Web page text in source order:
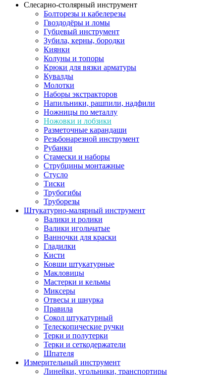
Слесарно-столярный инструмент
Болторезы и кабелерезы
Гвоздодёры и ломы
Губцевый инструмент
Зубила, керны, бородки
Киянки
Колуны и топоры
Крюки для вязки арматуры
Кувалды
Молотки
Наборы экстракторов
Напильники, рашпили, надфили
Ножницы по металлу
Ножовки и лобзики
Разметочные карандаши
Резьбонарезной инструмент
Рубанки
Стамески и наборы
Струбцины монтажные
Стусло
Тиски
Трубогибы
Труборезы
Штукатурно-малярный инструмент
Валики и ролики
Валики игольчатые
Ванночки для краски
Гладилки
Кисти
Ковши штукатурные
Макловицы
Мастерки и кельмы
Миксеры
Отвесы и шнурка
Правила
Сокол штукатурный
Телескопические ручки
Терки и полутерки
Терки и сеткодержатели
Шпателя
Измерительный инструмент
Линейки, угольники, транспортиры